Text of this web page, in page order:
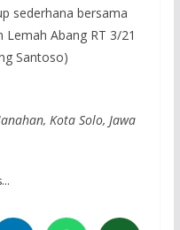
sederhana bersama
Lemah Abang RT 3/21
Santoso)
Kota Solo, Jawa